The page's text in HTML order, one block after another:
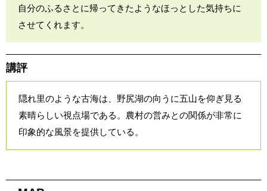
自分のふるさとに帰ってきたようなほっとした気持ちに
させてくれます。
講評
隠れ里のような古海は、野尻湖の向うに五山を仰ぎ見る
素晴らしい視点場である。農村の営みとの関係が非常に
印象的な風景を提供している。